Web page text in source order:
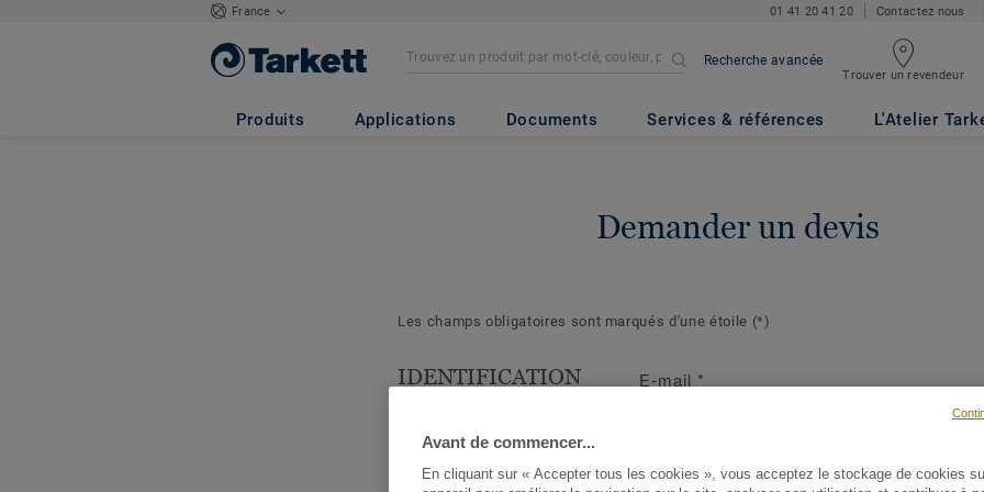
France 01 41 20 41 20 Contactez nous
Recherche avancée
Trouver un revendeur
Produits Applications Documents Services & références L'Atelier
Demander un devis
Les champs obligatoires sont marqués d'une étoile (*)
IDENTIFICATION
Les questions suivantes
cerner votre demande et d'y
E-mail *
Avant de commencer...
En cliquant sur « Accepter tous les cookies », vous acceptez le stockage de cookies